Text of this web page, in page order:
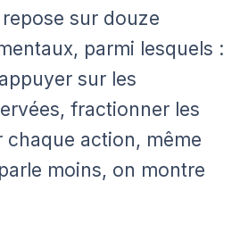
repose sur douze
parmi lesquels :
sur les
fractionner les
chaque action, même
moins, on montre